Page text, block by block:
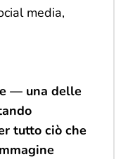
media,
— una delle
tutto ciò che